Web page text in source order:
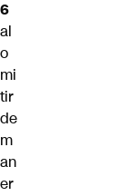
6
al
o
mi
tir
de
m
an
er